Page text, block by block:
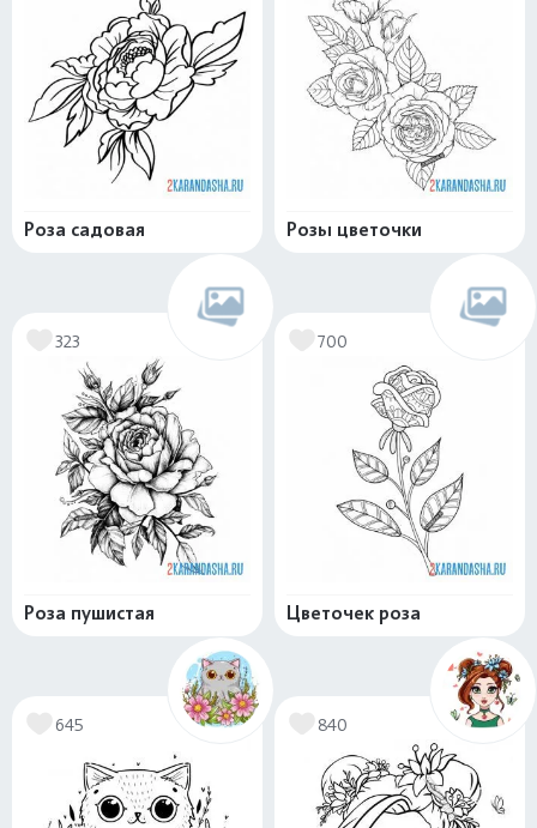
Роза садовая Розы цветочки
323
Роза пушистая
700
Цветочек роза
645 840